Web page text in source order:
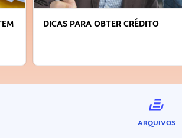
DICAS PARA OBTER CRÉDITO
ARQUIVOS